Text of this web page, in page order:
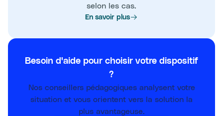
selon les cas.
En savoir plus
Besoin d'aide pour choisir votre dispositif
?
Nos conseillers pédagogiques analysent votre
situation et vous orientent vers la solution la
plus avantageuse.